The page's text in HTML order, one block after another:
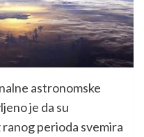
astronomske
je da su
perioda svemira